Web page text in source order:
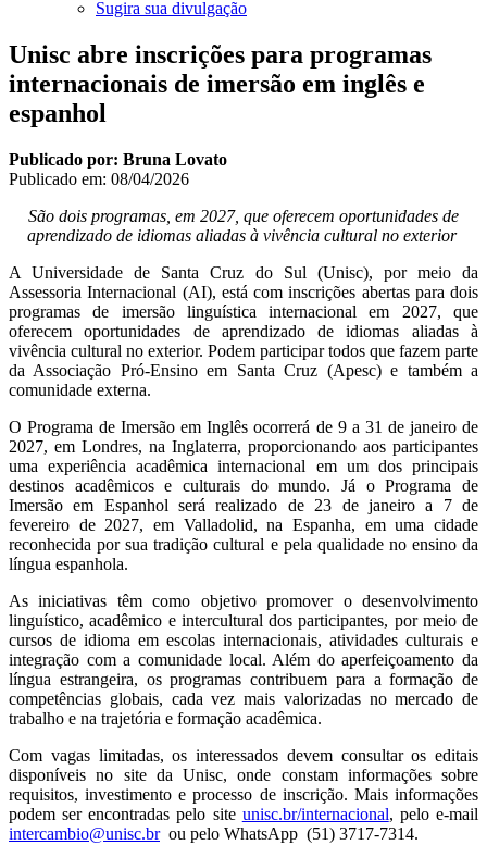
Sugira sua divulgação
Unisc abre inscrições para programas
internacionais de imersão em inglês e
espanhol
Publicado por: Bruna Lovato
Publicado em: 08/04/2026
São dois programas, em 2027, que oferecem oportunidades de
aprendizado de idiomas aliadas à vivência cultural no exterior
A Universidade de Santa Cruz do Sul (Unisc), por meio da
Assessoria Internacional (AI), está com inscrições abertas para dois
programas de imersão linguística internacional em 2027, que
oferecem oportunidades de aprendizado de idiomas aliadas à
vivência cultural no exterior. Podem participar todos que fazem parte
da Associação Pró-Ensino em Santa Cruz (Apesc) e também a
comunidade externa.
O Programa de Imersão em Inglês ocorrerá de 9 a 31 de janeiro de
2027, em Londres, na Inglaterra, proporcionando aos participantes
uma experiência acadêmica internacional em um dos principais
destinos acadêmicos e culturais do mundo. Já o Programa de
Imersão em Espanhol será realizado de 23 de janeiro a 7 de
fevereiro de 2027, em Valladolid, na Espanha, em uma cidade
reconhecida por sua tradição cultural e pela qualidade no ensino da
língua espanhola.
As iniciativas têm como objetivo promover o desenvolvimento
linguístico, acadêmico e intercultural dos participantes, por meio de
cursos de idioma em escolas internacionais, atividades culturais e
integração com a comunidade local. Além do aperfeiçoamento da
língua estrangeira, os programas contribuem para a formação de
competências globais, cada vez mais valorizadas no mercado de
trabalho e na trajetória e formação acadêmica.
Com vagas limitadas, os interessados devem consultar os editais
disponíveis no site da Unisc, onde constam informações sobre
requisitos, investimento e processo de inscrição. Mais informações
podem ser encontradas pelo site unisc.br/internacional, pelo e-mail
intercambio@unisc.brou pelo WhatsApp (51) 3717-7314.